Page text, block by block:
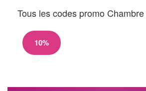
Tous les codes promo
10%